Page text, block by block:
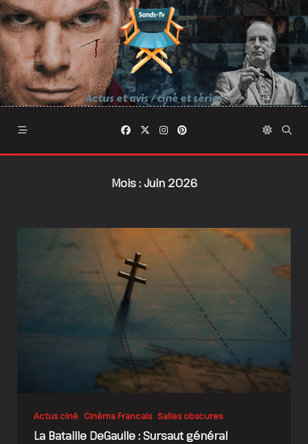
Skip
to
content
Actus et avis / ciné et séries
Mois :Juin 2026
Actus ciné Cinéma Francais Salles obscures
La Bataille DeGaulle : Sursaut général